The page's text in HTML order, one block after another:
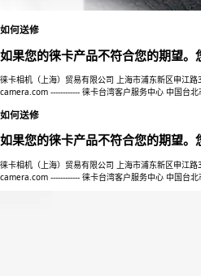
如何送修
如果您的徕卡产品不符合您的期望。
徕卡相机（上海）贸易有限公司 上海市浦东新区申江
camera.com ------------ 徕卡台湾客户服务中心 中国台
如何送修
如果您的徕卡产品不符合您的期望。
徕卡相机（上海）贸易有限公司 上海市浦东新区申江
camera.com ------------ 徕卡台湾客户服务中心 中国台